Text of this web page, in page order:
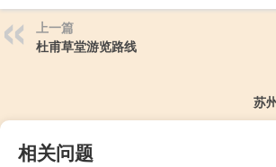
上一篇
杜甫草堂游览路线
苏
相关问题